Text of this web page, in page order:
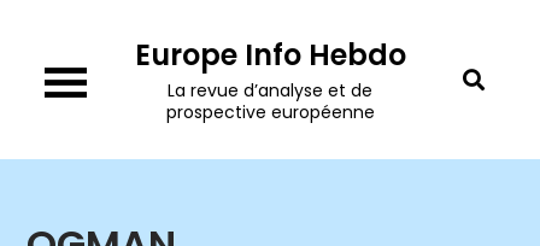
content
Europe Info Hebdo
La revue d’analyse et de
prospective européenne